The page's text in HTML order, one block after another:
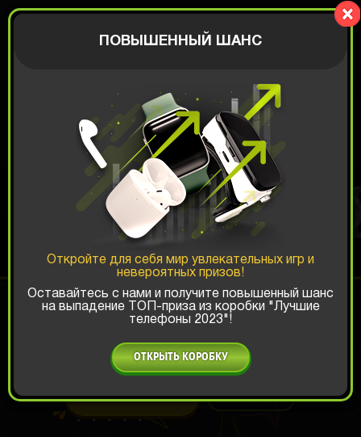
АВТОРИЗАЦИЯ
APPLE WATCH
КОРОБКА
Шанс ТОП-выигрыша:
x1 x2 x3
Есть промокод?
ОТКРЫТЬ ЗА
1369 РУБ
939РУБ Демо прокрут
ПОВЫШЕННЫЙ ШАНС
Откройте для себя мир увлекательных игр и
невероятных призов!
Оставайтесь с нами и получите повышенный шанс
на выпадение ТОП-приза из коробки "Лучшие
телефоны 2023"!
ОТКРЫТЬ КОРОБКУ